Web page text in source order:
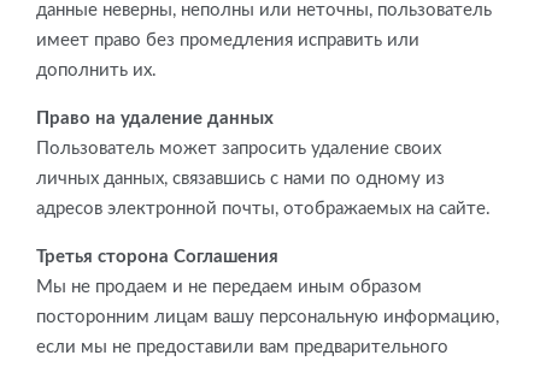
данные неверны, неполны или неточны, пользователь
имеет право без промедления исправить или
дополнить их.
Право на удаление данных
Пользователь может запросить удаление своих
личных данных, связавшись с нами по одному из
адресов электронной почты, отображаемых на сайте.
Третья сторона Соглашения
Мы не продаем и не передаем иным образом
посторонним лицам вашу персональную информацию,
если мы не предоставили вам предварительного